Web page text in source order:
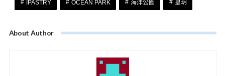
IPASTRY
OCEAN PARK 海洋公園 皇玥
About Author